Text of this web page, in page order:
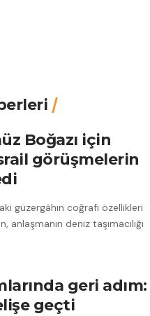
Boğazı için
görüşmelerin
güzergâhın coğrafi özellikleri
deniz taşımacılığı
geri adım:
geçti